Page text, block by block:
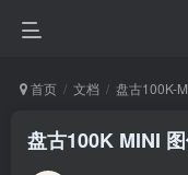
首页 文档 盘古100K-
盘古100K MINI